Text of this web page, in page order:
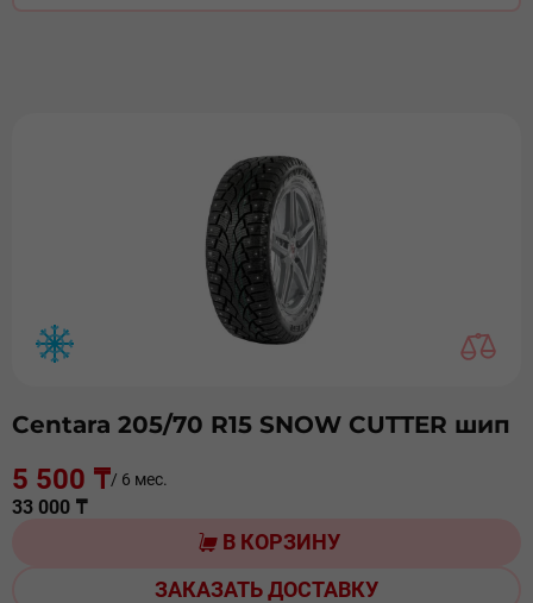
Centara 205/70 R15 SNOW CUTTER шип
5 500 ₸/ 6 мес.
33 000 ₸
В КОРЗИНУ
ЗАКАЗАТЬ ДОСТАВКУ